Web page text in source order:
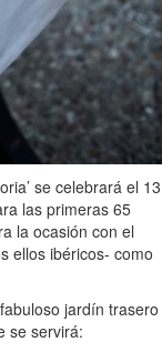
se celebrará el 13
las primeras 65
la ocasión con el
ellos ibéricos- como
jardín trasero
se servirá: